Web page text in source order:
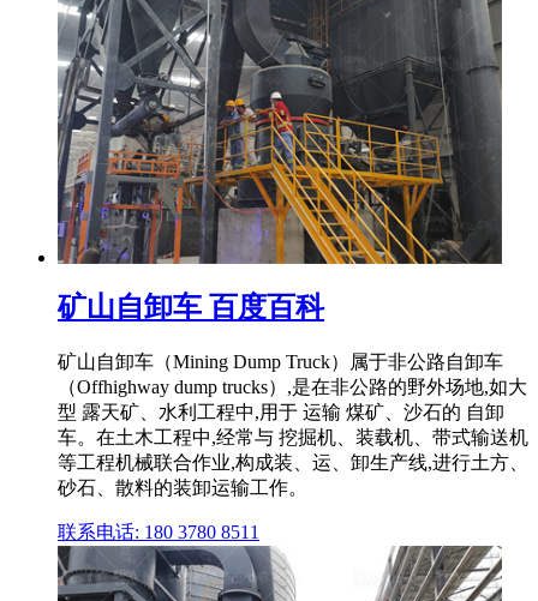
矿山自卸车 百度百科
矿山自卸车（Mining Dump Truck）属于非公路自卸车
（Offhighway dump trucks）,是在非公路的野外场地,如大
型 露天矿、水利工程中,用于 运输 煤矿、沙石的 自卸
车。在土木工程中,经常与 挖掘机、装载机、带式输送机
等工程机械联合作业,构成装、运、卸生产线,进行土方、
砂石、散料的装卸运输工作。
联系电话: 180 3780 8511